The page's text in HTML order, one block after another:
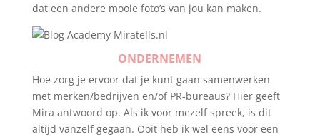
dat een andere mooie foto’s van jou kan maken.
ONDERNEMEN
Hoe zorg je ervoor dat je kunt gaan samenwerken
met merken/bedrijven en/of PR-bureaus? Hier geeft
Mira antwoord op. Als ik voor mezelf spreek, is dit
altijd vanzelf gegaan. Ooit heb ik wel eens voor een